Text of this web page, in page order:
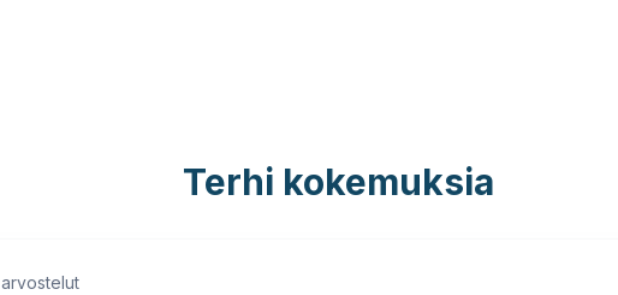
Terhi kokemuksia
arvostelut